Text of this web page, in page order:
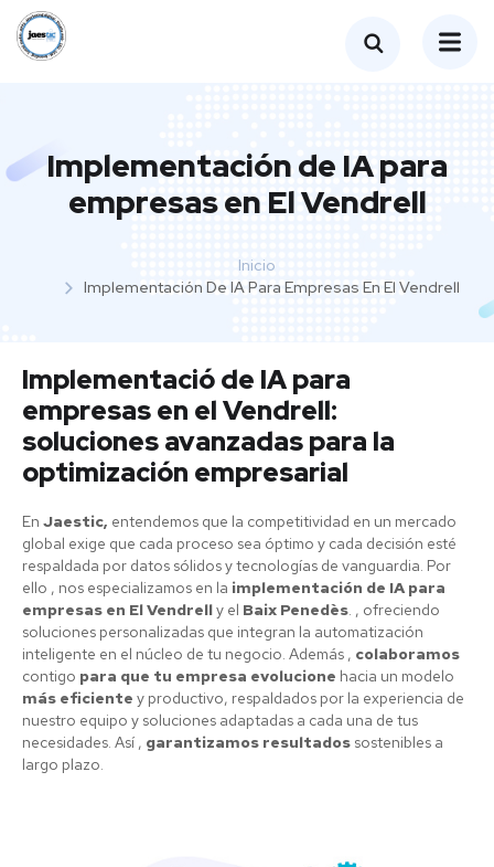
Implementación de IA para
empresas en El Vendrell
Inicio
Implementación De IA Para Empresas En El Vendrell
Implementació de IA para
empresas en el Vendrell:
soluciones avanzadas para la
optimización empresarial
En Jaestic, entendemos que la competitividad en un mercado
global exige que cada proceso sea óptimo y cada decisión esté
respaldada por datos sólidos y tecnologías de vanguardia. Por
ello , nos especializamos en la implementación de IA para
empresas en El Vendrelly el Baix Penedès. , ofreciendo
soluciones personalizadas que integran la automatización
inteligente en el núcleo de tu negocio. Además , colaboramos
contigo para que tu empresa evolucione hacia un modelo
más eficiente y productivo, respaldados por la experiencia de
nuestro equipo y soluciones adaptadas a cada una de tus
necesidades. Así , garantizamos resultados sostenibles a
largo plazo.